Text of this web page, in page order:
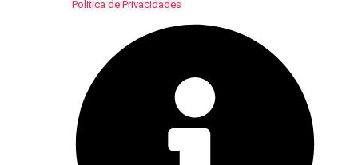
Politica de Privacidades